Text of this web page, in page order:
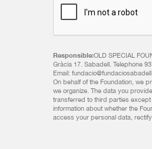
Responsible:OLD SPECIAL
Gràcia 17. Sabadell. Telephone
Email:
On behalf of the Foundation, we
we organize. The data you
transferred to third parties except
information about whether the
access your personal data,